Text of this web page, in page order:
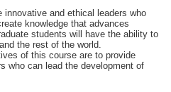
and ethical leaders who
knowledge that advances
students will have the ability to
the rest of the world.
of this course are to provide
who can lead the development of